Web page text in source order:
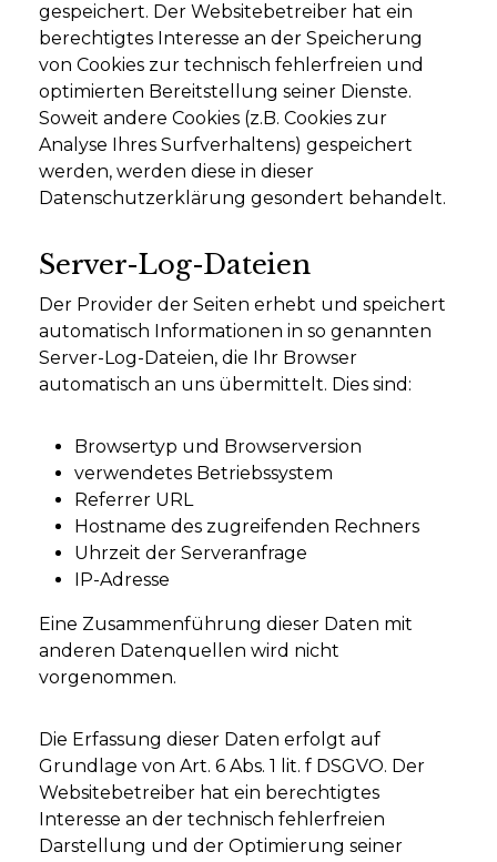
gespeichert. Der Websitebetreiber hat ein
berechtigtes Interesse an der Speicherung
von Cookies zur technisch fehlerfreien und
optimierten Bereitstellung seiner Dienste.
Soweit andere Cookies (z.B. Cookies zur
Analyse Ihres Surfverhaltens) gespeichert
werden, werden diese in dieser
Datenschutzerklärung gesondert behandelt.
Server-Log-Dateien
Der Provider der Seiten erhebt und speichert
automatisch Informationen in so genannten
Server-Log-Dateien, die Ihr Browser
automatisch an uns übermittelt. Dies sind:
Browsertyp und Browserversion
verwendetes Betriebssystem
Referrer URL
Hostname des zugreifenden Rechners
Uhrzeit der Serveranfrage
IP-Adresse
Eine Zusammenführung dieser Daten mit
anderen Datenquellen wird nicht
vorgenommen.
Die Erfassung dieser Daten erfolgt auf
Grundlage von Art. 6 Abs. 1 lit. f DSGVO. Der
Websitebetreiber hat ein berechtigtes
Interesse an der technisch fehlerfreien
Darstellung und der Optimierung seiner